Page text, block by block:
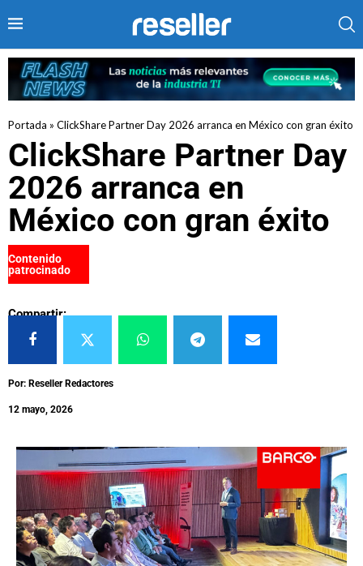
Portada » ClickShare Partner Day 2026 arranca en México con gran éxito
ClickShare Partner Day
2026 arranca en
México con gran éxito
Contenido
patrocinado
Compartir:
Por: Reseller Redactores
12 mayo, 2026